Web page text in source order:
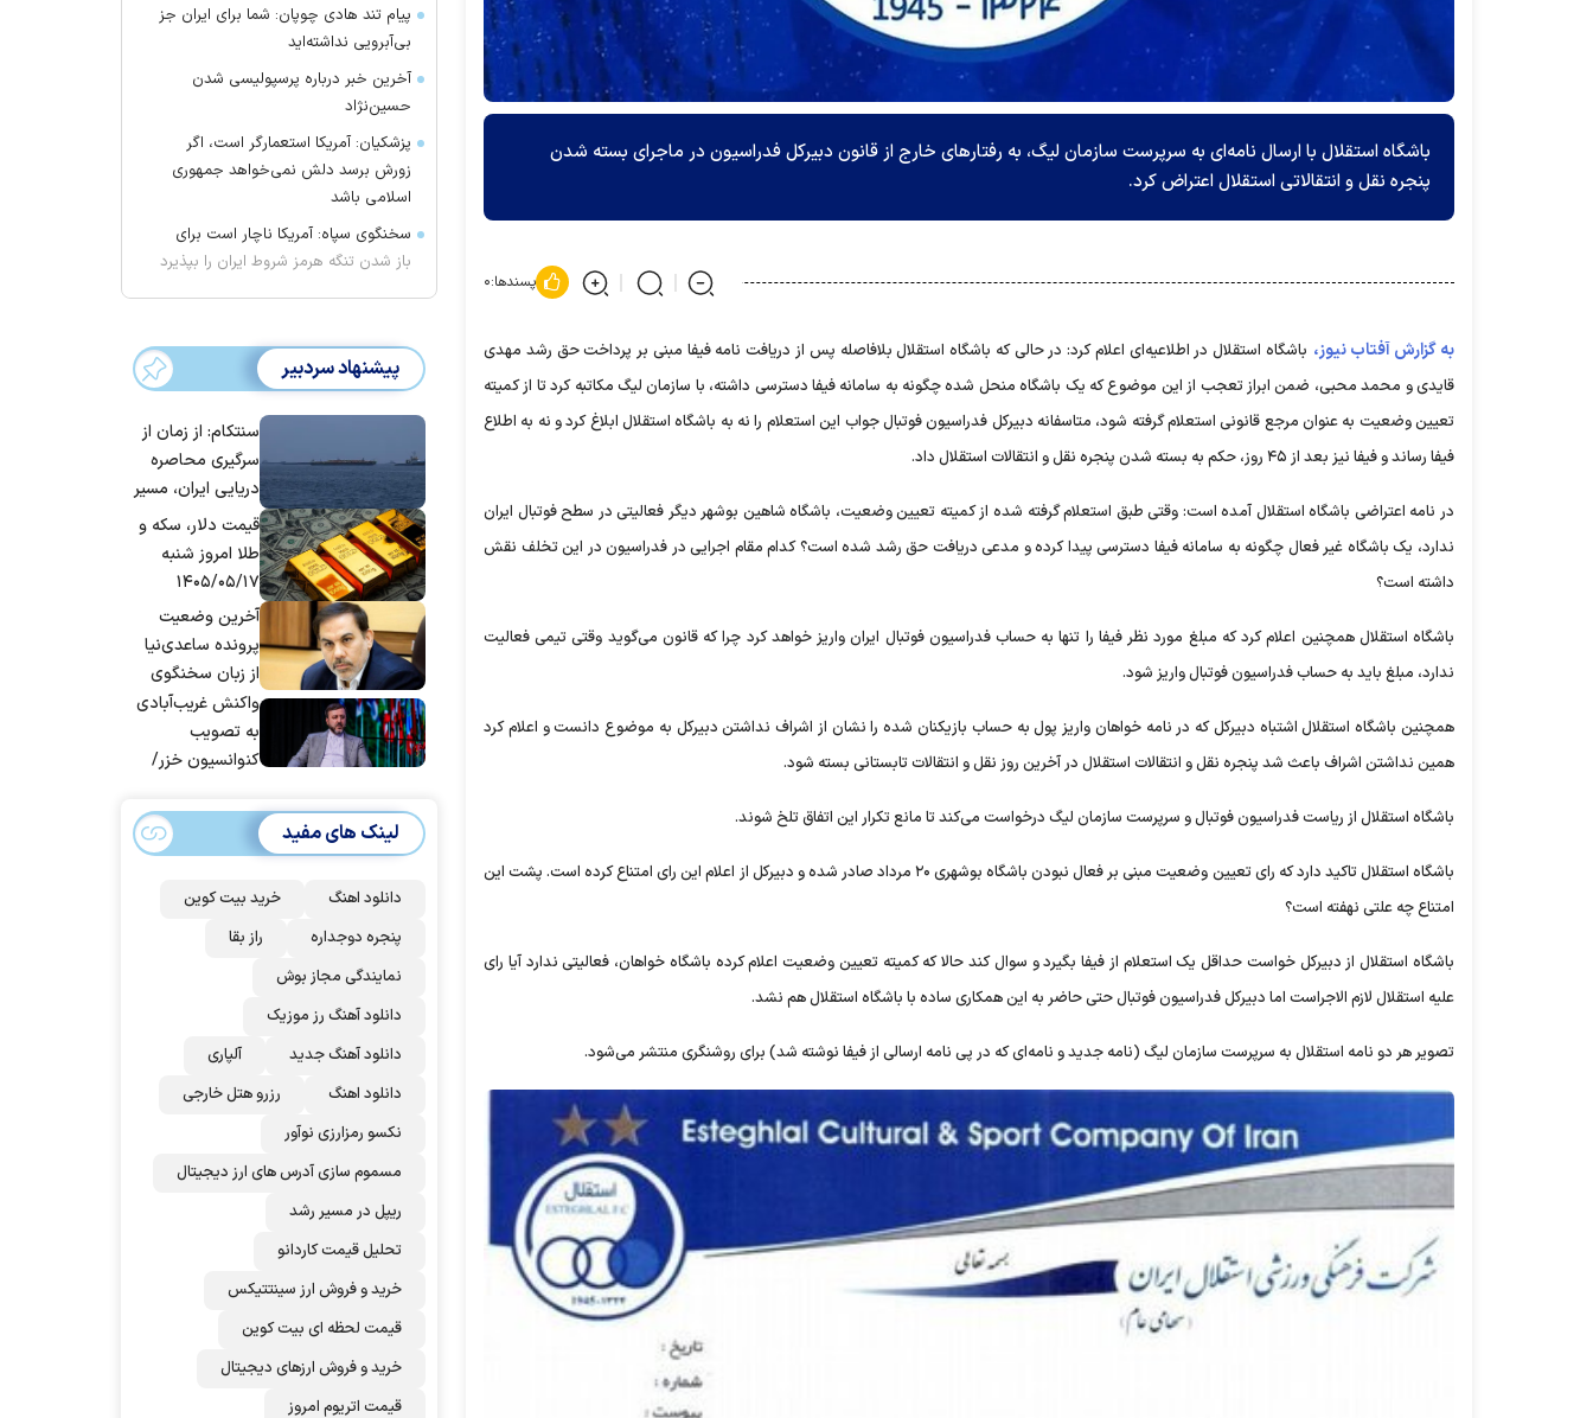
باشگاه استقلال با ارسال نامه‌ای به سرپرست سازمان لیگ، به رفتار‌های خارج از قانون دبیرکل فدراسیون در ماجرای بسته شدن
پنجره نقل و انتقالاتی استقلال اعتراض کرد.
پسندها:۰
به گزارش آفتاب نیوز، باشگاه استقلال در اطلاعیه‌ای اعلام کرد: در حالی که باشگاه استقلال بلافاصله پس از دریافت نامه فیفا مبنی بر پرداخت حق رشد مهدی
قایدی و محمد محبی، ضمن ابراز تعجب از این موضوع که یک باشگاه منحل شده چگونه به سامانه فیفا دسترسی داشته، با سازمان لیگ مکاتبه کرد تا از کمیته
تعیین وضعیت به عنوان مرجع قانونی استعلام گرفته شود، متاسفانه دبیرکل فدراسیون فوتبال جواب این استعلام را نه به باشگاه استقلال ابلاغ کرد و نه به اطلاع
فیفا رساند و فیفا نیز بعد از ۴۵ روز، حکم به بسته شدن پنجره نقل و انتقالات استقلال داد.
در نامه اعتراضی باشگاه استقلال آمده است: وقتی طبق استعلام گرفته شده از کمیته تعیین وضعیت، باشگاه شاهین بوشهر دیگر فعالیتی در سطح فوتبال ایران
ندارد، یک باشگاه غیر فعال چگونه به سامانه فیفا دسترسی پیدا کرده و مدعی دریافت حق رشد شده است؟ کدام مقام اجرایی در فدراسیون در این تخلف نقش
داشته است؟
باشگاه استقلال همچنین اعلام کرد که مبلغ مورد نظر فیفا را تنها به حساب فدراسیون فوتبال ایران واریز خواهد کرد چرا که قانون می‌گوید وقتی تیمی فعالیت
ندارد، مبلغ باید به حساب فدراسیون فوتبال واریز شود.
همچنین باشگاه استقلال اشتباه دبیرکل که در نامه خواهان واریز پول به حساب بازیکنان شده را نشان از اشراف نداشتن دبیرکل به موضوع دانست و اعلام کرد
همین نداشتن اشراف باعث شد پنجره نقل و انتقالات استقلال در آخرین روز نقل و انتقالات تابستانی بسته شود.
باشگاه استقلال از ریاست فدراسیون فوتبال و سرپرست سازمان لیگ درخواست می‌کند تا مانع تکرار این اتفاق تلخ شوند.
باشگاه استقلال تاکید دارد که رای تعیین وضعیت مبنی بر فعال نبودن باشگاه بوشهری ۲۰ مرداد صادر شده و دبیرکل از اعلام این رای امتناع کرده است. پشت این
امتناع چه علتی نهفته است؟
باشگاه استقلال از دبیرکل خواست حداقل یک استعلام از فیفا بگیرد و سوال کند حالا که کمیته تعیین وضعیت اعلام کرده باشگاه خواهان، فعالیتی ندارد آیا رای
علیه استقلال لازم الاجراست اما دبیرکل فدراسیون فوتبال حتی حاضر به این همکاری ساده با باشگاه استقلال هم نشد.
تصویر هر دو نامه استقلال به سرپرست سازمان لیگ (نامه جدید و نامه‌ای که در پی نامه ارسالی از فیفا نوشته شد) برای روشنگری منتشر می‌شود.
پیام تند هادی چوپان: شما برای ایران جز
بی‌آبرویی نداشته‌اید
آخرین خبر درباره پرسپولیسی شدن
حسین‌نژاد
پزشکیان: آمریکا استعمارگر است، اگر
زورش برسد دلش نمی‌خواهد جمهوری
اسلامی باشد
سخنگوی سپاه: آمریکا ناچار است برای
باز شدن تنگه هرمز شروط ایران را بپذیرد
پیشنهاد سردبیر
سنتکام: از زمان از
سرگیری محاصره
دریایی ایران، مسیر
بیش از ۵۰ کشتی را
تغییر داده‌ایم
قیمت دلار، سکه و
طلا امروز شنبه
۱۴۰۵/۰۵/۱۷
آخرین وضعیت
پرونده ساعدی‌نیا
از زبان سخنگوی
قوه قضاییه
واکنش غریب‌آبادی
به تصویب
کنوانسیون خزر/
می‌شود؟!
لینک های مفید
دانلود اهنگ
خرید بیت کوین
پنجره دوجداره
راز بقا
نمایندگی مجاز بوش
دانلود آهنگ رز‌ موزیک
دانلود آهنگ جدید
آلپاری
دانلود اهنگ
رزرو هتل خارجی
نکسو رمزارزی نوآور
مسموم سازی آدرس های ارز دیجیتال
ریپل در مسیر رشد
تحلیل قیمت کاردانو
خرید و فروش ارز سینتتیکس
قیمت لحظه ای بیت کوین
خرید و فروش ارزهای دیجیتال
قیمت اتریوم امروز